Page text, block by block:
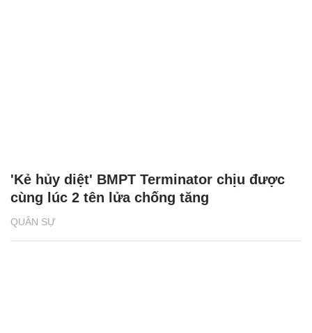
QUÂN SỰ
'Kẻ hủy diệt' BMPT Terminator chịu được
cùng lúc 2 tên lửa chống tăng